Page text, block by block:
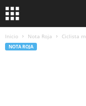
Inicio Nota Roja Ciclista
NOTA ROJA